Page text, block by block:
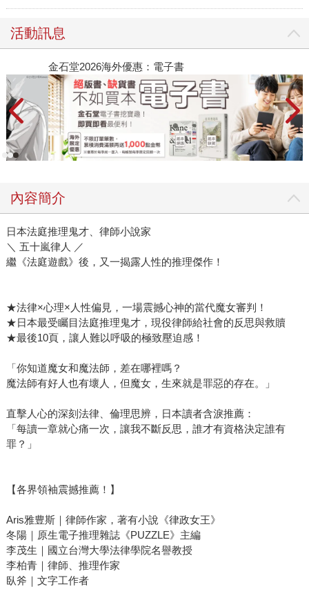
活動訊息
金石堂2026海外優惠：電子書
內容簡介
日本法庭推理鬼才、律師小說家
＼ 五十嵐律人 ／
繼《法庭遊戲》後，又一揭露人性的推理傑作！
★法律×心理×人性偏見，一場震撼心神的當代魔女審判！
★日本最受矚目法庭推理鬼才，現役律師給社會的反思與救贖
★最後10頁，讓人難以呼吸的極致壓迫感！
「你知道魔女和魔法師，差在哪裡嗎？
魔法師有好人也有壞人，但魔女，生來就是罪惡的存在。」
直擊人心的深刻法律、倫理思辨，日本讀者含淚推薦：
「每讀一章就心痛一次，讓我不斷反思，誰才有資格決定誰有
罪？」
【各界領袖震撼推薦！】
Aris雅豊斯｜律師作家，著有小說《律政女王》
冬陽｜原生電子推理雜誌《PUZZLE》主編
李茂生｜國立台灣大學法律學院名譽教授
李柏青｜律師、推理作家
臥斧｜文字工作者